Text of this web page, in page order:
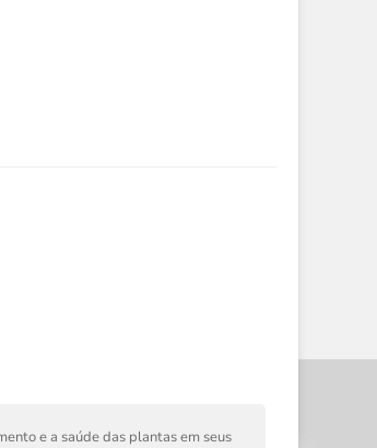
e a saúde das plantas em seus